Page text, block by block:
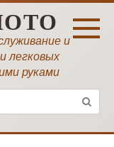
и
легковых
руками